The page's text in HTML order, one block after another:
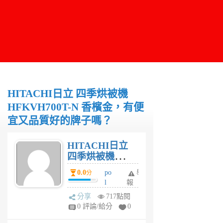
HITACHI日立 四季烘被機
HFKVH700T-N 香檳金，有便
宜又品質好的牌子嗎？
HITACHI日立
四季烘被機
HFKVH700T-N
香檳金，有便宜
又品質好的牌子
嗎？
0.0分
po
l
4
年
舉
報
分享
717點閱
0 評論/給分
0